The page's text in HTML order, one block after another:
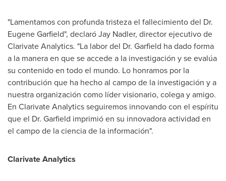
"Lamentamos con profunda tristeza el fallecimiento del Dr.
Eugene Garfield", declaróJay Nadler, director ejecutivo de
Clarivate Analytics. "La labor del Dr. Garfield ha dado forma
a la manera en que se accede a la investigación y se evalúa
su contenido en todo el mundo. Lo honramos por la
contribución que ha hecho al campo de la investigación y a
nuestra organización como líder visionario, colega y amigo.
En Clarivate Analytics seguiremos innovando con el espíritu
que el Dr. Garfield imprimió en su innovadora actividad en
el campo de la ciencia de la información".
Clarivate Analytics